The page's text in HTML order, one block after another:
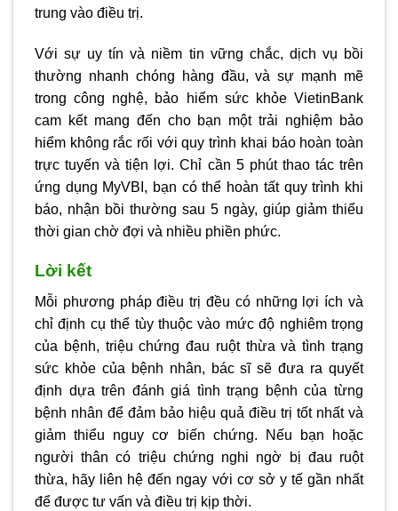
trung vào điều trị.
Với sự uy tín và niềm tin vững chắc, dịch vụ bồi
thường nhanh chóng hàng đầu, và sự mạnh mẽ
trong công nghệ, bảo hiểm sức khỏe VietinBank
cam kết mang đến cho bạn một trải nghiệm bảo
hiểm không rắc rối với quy trình khai báo hoàn toàn
trực tuyến và tiện lợi. Chỉ cần 5 phút thao tác trên
ứng dụng MyVBI, bạn có thể hoàn tất quy trình khi
báo, nhận bồi thường sau 5 ngày, giúp giảm thiểu
thời gian chờ đợi và nhiều phiền phức.
Lời kết
Mỗi phương pháp điều trị đều có những lợi ích và
chỉ định cụ thể tùy thuộc vào mức độ nghiêm trọng
của bệnh, triệu chứng đau ruột thừa và tình trạng
sức khỏe của bệnh nhân, bác sĩ sẽ đưa ra quyết
định dựa trên đánh giá tình trạng bệnh của từng
bệnh nhân để đảm bảo hiệu quả điều trị tốt nhất và
giảm thiểu nguy cơ biến chứng. Nếu bạn hoặc
người thân có triệu chứng nghi ngờ bị đau ruột
thừa, hãy liên hệ đến ngay với cơ sở y tế gần nhất
để được tư vấn và điều trị kịp thời.